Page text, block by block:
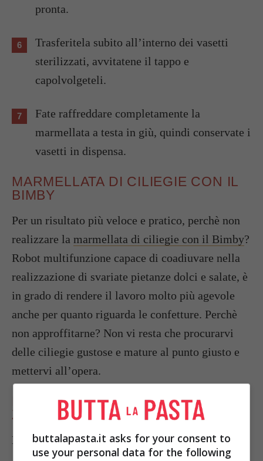
pronta.
Trasferitela subito all’interno dei vasetti
sterilizzati, avvitatene il tappo e
capolvolgeteli.
Fate raffreddare completamente la
marmellata a testa in giù, quindi conservate i
vasetti in dispensa.
MARMELLATA DI CILIEGIE CON IL
BIMBY
Per un risultato più veloce e pratico, perchè non
realizzare la marmellata di ciliegie con il Bimby?
Robot multifunzione capace di coadiuvare nella
realizzazione di svariate pietanze dolci e salate, è
in grado di rendere il lavoro molto più agevole
anche per quanto riguarda le confetture. Perchè
non approffitarne? Non vi resta che procurarvi
delle ciliegie gustose e mature al punto giusto e
mettervi all’opera.
MARMELLATA DI CILIEGIE SENZA
ZUCCHERO
Ingredienti
buttalapasta.it asks for your consent to
use your personal data for the following